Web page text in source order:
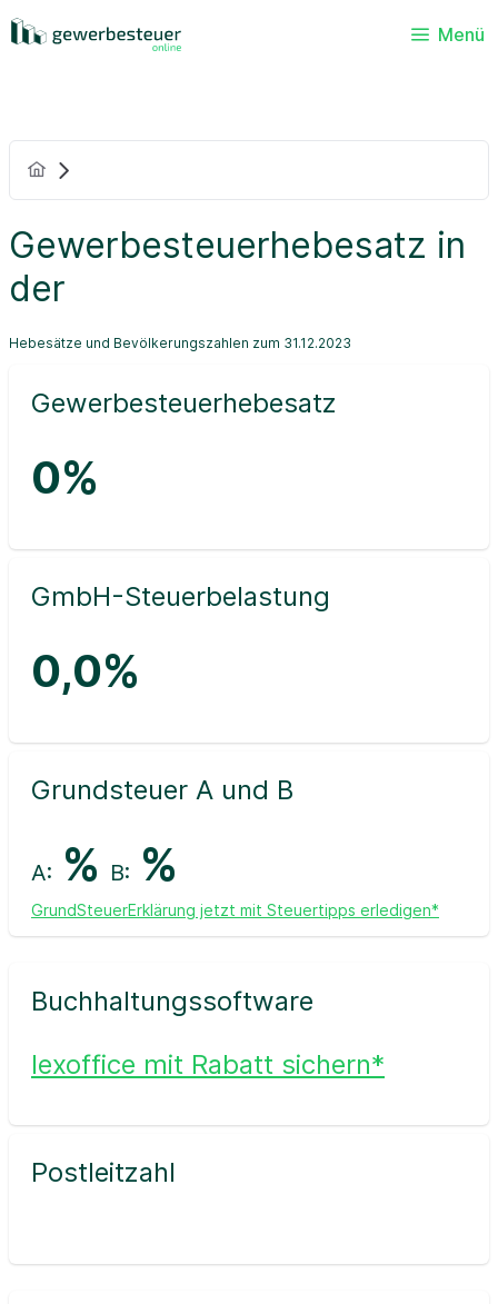
Menü
Gewerbesteuerhebesatz in
der
Hebesätze und Bevölkerungszahlen zum 31.12.2023
Gewerbesteuerhebesatz
0%
GmbH-Steuerbelastung
0,0%
Grundsteuer A und B
A: % B: %
GrundSteuerErklärung jetzt mit Steuertipps erledigen*
Buchhaltungssoftware
lexoffice mit Rabatt sichern*
Postleitzahl